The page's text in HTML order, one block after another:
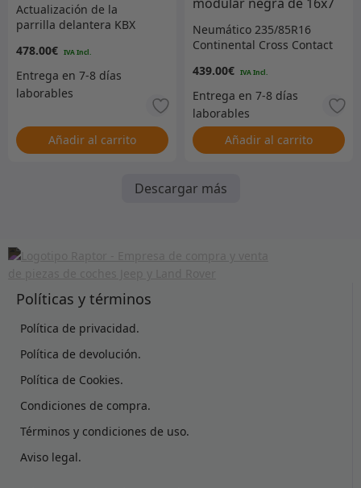
Actualización de la
parrilla delantera KBX
Indus Silver – KBX3211
478.00€
Añadir al carrito
Neumático 235/85R16
Continental Cross Contact
equilibrado sobre rueda
modular negra de 16×7
439.00€
Añadir al carrito
Descargar más
Políticas y términos
Política de privacidad.
Política de devolución.
Política de Cookies.
Condiciones de compra.
Términos y condiciones de uso.
Aviso legal.